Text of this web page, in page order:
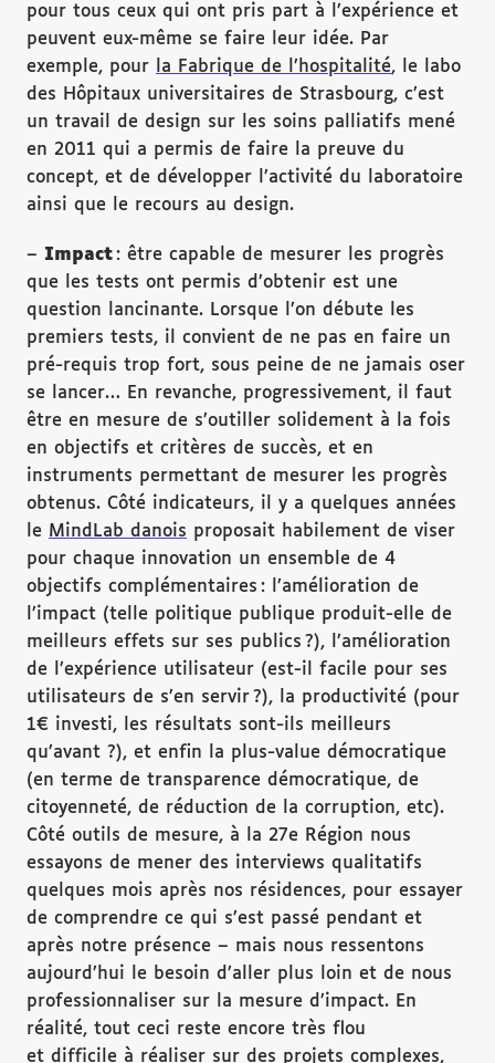
pour tous ceux qui ont pris part à l’expérience et
peuvent eux-même se faire leur idée. Par
exemple, pour
la Fabrique de l’hospitalité, le labo
des Hôpitaux universitaires de Strasbourg, c’est
un travail de design sur les soins palliatifs mené
en 2011 qui a permis de faire la preuve du
concept, et de développer l’activité du laboratoire
ainsi que le recours au design.
– Impact: être capable de mesurer les progrès
que les tests ont permis d’obtenir est une
question lancinante. Lorsque l’on débute les
premiers tests, il convient de ne pas en faire un
pré-requis trop fort, sous peine de ne jamais oser
se lancer… En revanche, progressivement, il faut
être en mesure de s’outiller solidement à la fois
en objectifs et critères de succès, et en
instruments permettant de mesurer les progrès
obtenus. Côté indicateurs, il y a quelques années
le MindLab danois proposait habilement de viser
pour chaque innovation un ensemble de 4
objectifs complémentaires : l’amélioration de
l’impact (telle politique publique produit-elle de
meilleurs effets sur ses publics ?), l’amélioration
de l’expérience utilisateur (est-il facile pour ses
utilisateurs de s’en servir ?), la productivité (pour
1€ investi, les résultats sont-ils meilleurs
qu’avant ?), et enfin la plus-value démocratique
(en terme de transparence démocratique, de
citoyenneté, de réduction de la corruption, etc).
Côté outils de mesure, à la 27e Région nous
essayons de mener des interviews qualitatifs
quelques mois après nos résidences, pour essayer
de comprendre ce qui s’est passé pendant et
après notre présence – mais nous ressentons
aujourd’hui le besoin d’aller plus loin et de nous
professionnaliser sur la mesure d’impact. En
réalité, tout ceci reste encore très flou
et difficile à réaliser sur des projets complexes,